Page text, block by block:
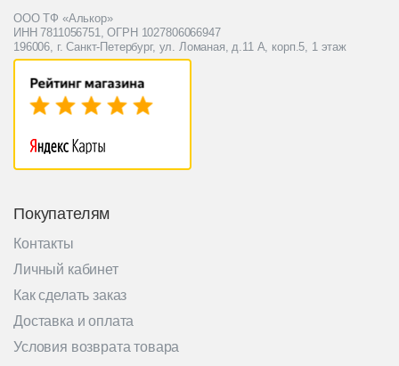
ООО ТФ «Алькор»
ИНН 7811056751, ОГРН 1027806066947
196006, г. Санкт-Петербург, ул. Ломаная, д.11 А, корп.5, 1 этаж
Покупателям
Контакты
Личный кабинет
Как сделать заказ
Доставка и оплата
Условия возврата товара